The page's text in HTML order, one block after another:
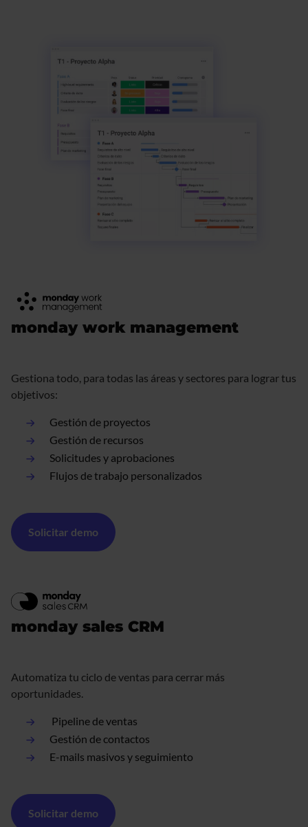
monday work management
Gestiona todo, para todas las áreas y sectores para lograr tus
objetivos:
Gestión de proyectos
Gestión de recursos
Solicitudes y aprobaciones
Flujos de trabajo personalizados
Solicitar demo
monday sales CRM
Automatiza tu ciclo de ventas para cerrar más
oportunidades.
Pipeline de ventas
Gestión de contactos
E-mails masivos y seguimiento
Solicitar demo